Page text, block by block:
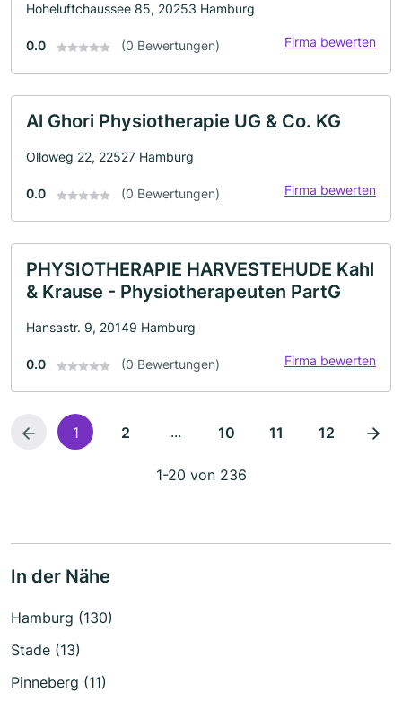
Hoheluftchaussee 85, 20253 Hamburg
0.0 (0 Bewertungen) Firma bewerten
Al Ghori Physiotherapie UG & Co. KG
Olloweg 22, 22527 Hamburg
0.0 (0 Bewertungen) Firma bewerten
PHYSIOTHERAPIE HARVESTEHUDE Kahl
& Krause - Physiotherapeuten PartG
Hansastr. 9, 20149 Hamburg
0.0 (0 Bewertungen) Firma bewerten
1 2 ... 10 11 12
1-20 von 236
In der Nähe
Hamburg (130)
Stade (13)
Pinneberg (11)